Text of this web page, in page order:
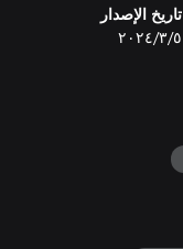
تاريخ الإصدار
٥‏/٣‏/٢٠٢٤